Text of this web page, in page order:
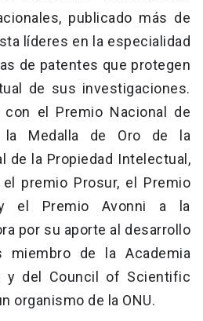
publicado más de
líderes en la especialidad
de patentes que protegen
de sus investigaciones.
el Premio Nacional de
la Medalla de Oro de la
de la Propiedad Intelectual,
premio Prosur, el Premio
el Premio Avonni a la
por su aporte al desarrollo
miembro de la Academia
y del Council of Scientific
organismo de la ONU.